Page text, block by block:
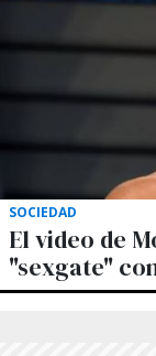
SOCIEDAD
El video de
"sexgate"